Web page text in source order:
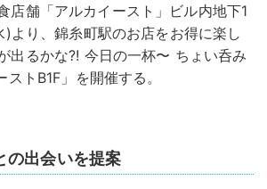
店舗「アルカイースト」ビル内地下1
より、錦糸町駅のお店をお得に楽し
出るかな?! 今日の一杯〜 ちょい呑み
トB1F」を開催する。
の出会いを提案